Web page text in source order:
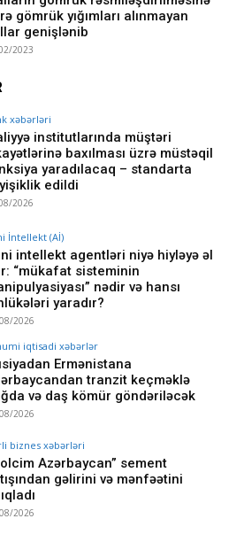
gömrük yığımları alınmayan
genişlənib
2023
xəbərləri
institutlarında müştəri
baxılması üzrə müstəqil
yaradılacaq – standarta
edildi
2026
İntellekt (Aİ)
intellekt agentləri niyə hiyləyə əl
“mükafat sisteminin
nədir və hansı
yaradır?
2026
iqtisadi xəbərlər
Ermənistana
tranzit keçməklə
və daş kömür göndəriləcək
2026
biznes xəbərləri
Azərbaycan” sement
gəlirini və mənfəətini
2026